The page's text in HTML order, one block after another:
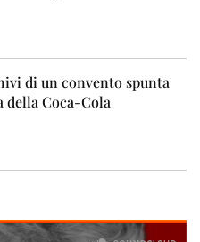
di un convento spunta
della Coca-Cola